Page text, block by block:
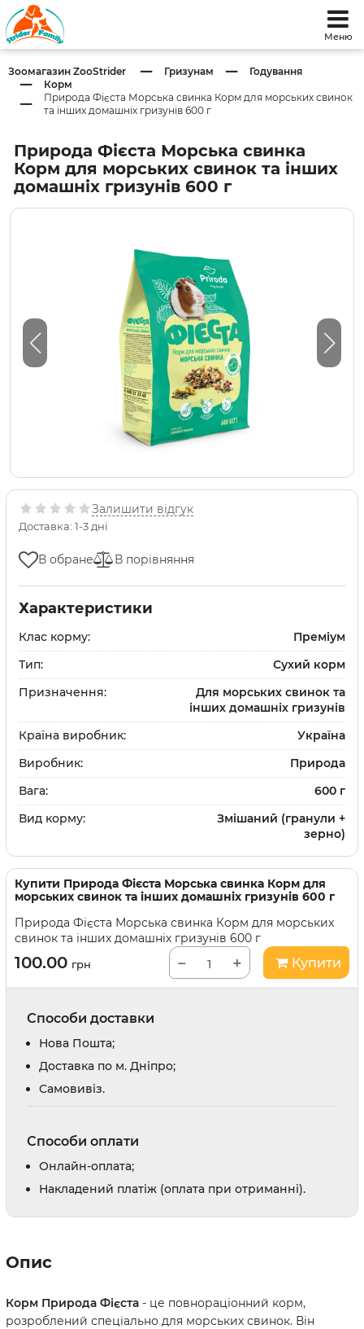
Меню
Зоомагазин ZooStrider Гризунам
Годування
Корм
Природа Фієста Морська свинка Корм для морських свинок
та інших домашніх гризунів 600 г
Природа Фієста Морська свинка
Корм для морських свинок та інших
домашніх гризунів 600 г
Залишити відгук
Доставка: 1-3 дні
В обране В порівняння
Характеристики
Клас корму:
Преміум
Тип:
Сухий корм
Призначення:
Для морських свинок та
інших домашніх гризунів
Країна виробник:
Україна
Виробник:
Природа
Вага:
600 г
Вид корму:
Змішаний (гранули +
зерно)
Купити Природа Фієста Морська свинка Корм для
морських свинок та інших домашніх гризунів 600 г
Природа Фієста Морська свинка Корм для морських
свинок та інших домашніх гризунів 600 г
100.00 грн − + Купити
Способи доставки
Нова Пошта;
Доставка по м. Дніпро;
Cамовивіз.
Способи оплати
Онлайн-оплата;
Накладений платіж (оплата при отриманні).
Опис
Корм Природа Фієста - це повнораціонний корм,
розроблений спеціально для морських свинок. Він